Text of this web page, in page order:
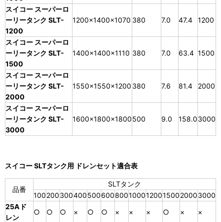
スイコー スーパーロ
ーリータンク SLT-
1200
1200×1400×1070 380 7.0 47.4 1200
スイコー スーパーロ
ーリータンク SLT-
1500
1400×1400×1110 380 7.0 63.4 1500
スイコー スーパーロ
ーリータンク SLT-
2000
1550×1550×1200 380 7.6 81.4 2000
スイコー スーパーロ
ーリータンク SLT-
3000
1600×1800×1800500 9.0 158.03000
スイコー SLTタンク用 ドレンセット適合表
品番
SLTタンク
10020030040050060080010001200150020003000
25Aド
レン
○ ○ ○ × ○ ○ × × × ○ ×
×